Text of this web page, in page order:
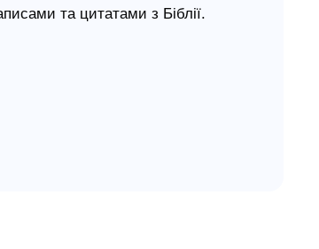
та цитатами з Біблії.